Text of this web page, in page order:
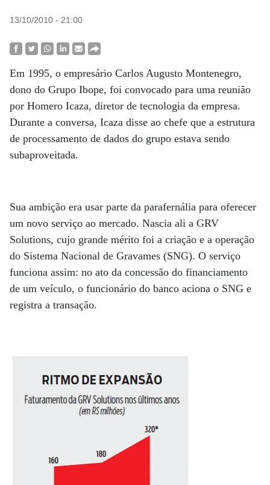
13/10/2010 - 21:00
Em 1995, o empresário Carlos Augusto Montenegro,
dono do Grupo Ibope, foi convocado para uma reunião
por Homero Icaza, diretor de tecnologia da empresa.
Durante a conversa, Icaza disse ao chefe que a estrutura
de processamento de dados do grupo estava sendo
subaproveitada.
Sua ambição era usar parte da parafernália para oferecer
um novo serviço ao mercado. Nascia ali a GRV
Solutions, cujo grande mérito foi a criação e a operação
do Sistema Nacional de Gravames (SNG). O serviço
funciona assim: no ato da concessão do financiamento
de um veículo, o funcionário do banco aciona o SNG e
registra a transação.